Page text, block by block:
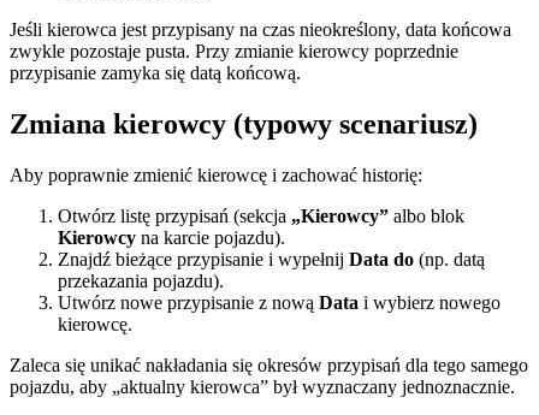
Jeśli kierowca jest przypisany na czas nieokreślony, data końcowa
zwykle pozostaje pusta. Przy zmianie kierowcy poprzednie
przypisanie zamyka się datą końcową.
Zmiana kierowcy (typowy scenariusz)
Aby poprawnie zmienić kierowcę i zachować historię:
Otwórz listę przypisań (sekcja „Kierowcy” albo blok
Kierowcy na karcie pojazdu).
Znajdź bieżące przypisanie i wypełnij Data do (np. datą
przekazania pojazdu).
Utwórz nowe przypisanie z nową Data i wybierz nowego
kierowcę.
Zaleca się unikać nakładania się okresów przypisań dla tego samego
pojazdu, aby „aktualny kierowca” był wyznaczany jednoznacznie.